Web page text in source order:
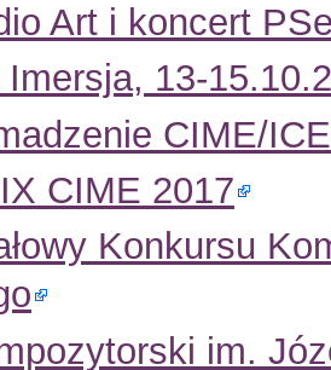
Art i koncert
13-
CIME/
CIME 2017
Konkursu
im.